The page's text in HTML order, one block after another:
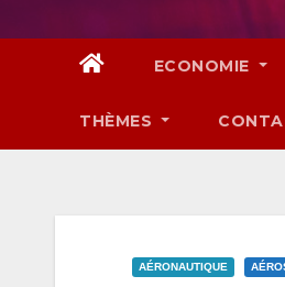
ECONOMIE
THÈMES
AÉRONAUTIQUE